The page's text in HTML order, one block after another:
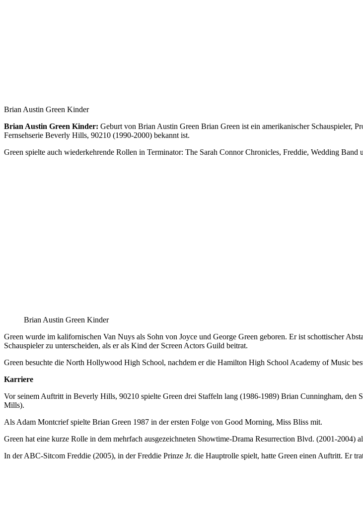
Brian Austin Green Kinder
Brian Austin Green Kinder: Geburt von Brian Austin Green Brian Green ist ein amerikanischer Schauspieler,
Fernsehserie Beverly Hills, 90210 (1990-2000) bekannt ist.
Green spielte auch wiederkehrende Rollen in Terminator: The Sarah Connor Chronicles, Freddie, Wedding Band
Brian Austin Green Kinder
Green wurde im kalifornischen Van Nuys als Sohn von Joyce und George Green geboren. Er ist schottischer
Schauspieler zu unterscheiden, als er als Kind der Screen Actors Guild beitrat.
Green besuchte die North Hollywood High School, nachdem er die Hamilton High School Academy of Music
Karriere
Vor seinem Auftritt in Beverly Hills, 90210 spielte Green drei Staffeln lang (1986-1989) Brian Cunningham,
Mills).
Als Adam Montcrief spielte Brian Green 1987 in der ersten Folge von Good Morning, Miss Bliss mit.
Green hat eine kurze Rolle in dem mehrfach ausgezeichneten Showtime-Drama Resurrection Blvd. (2001-2004)
In der ABC-Sitcom Freddie (2005), in der Freddie Prinze Jr. die Hauptrolle spielt, hatte Green einen Auftritt. Er